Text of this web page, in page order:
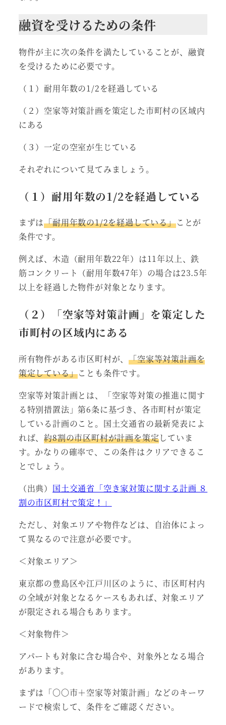
融資を受けるための条件
物件が主に次の条件を満たしていることが、融資
を受けるために必要です。
（１）耐用年数の1/2を経過している
（２）空家等対策計画を策定した市町村の区域内
にある
（３）一定の空室が生じている
それぞれについて見てみましょう。
（１）耐用年数の1/2を経過している
まずは「耐用年数の1/2を経過している」ことが
条件です。
例えば、木造（耐用年数22年）は11年以上、鉄
筋コンクリート（耐用年数47年）の場合は23.5年
以上を経過した物件が対象となります。
（２）「空家等対策計画」を策定した
市町村の区域内にある
所有物件がある市区町村が、「空家等対策計画を
策定している」ことも条件です。
空家等対策計画とは、「空家等対策の推進に関す
る特別措置法」第6条に基づき、各市町村が策定
している計画のこと。国土交通省の最新発表によ
れば、約8割の市区町村が計画を策定していま
す。かなりの確率で、この条件はクリアできるこ
とでしょう。
（出典） 国土交通省「空き家対策に関する計画 ８
割の市区町村で策定！」
ただし、対象エリアや物件などは、自治体によっ
て異なるので注意が必要です。
＜対象エリア＞
東京都の豊島区や江戸川区のように、市区町村内
の全域が対象となるケースもあれば、対象エリア
が限定される場合もあります。
＜対象物件＞
アパートも対象に含む場合や、対象外となる場合
があります。
まずは「〇〇市＋空家等対策計画」などのキーワ
ードで検索して、条件をご確認ください。